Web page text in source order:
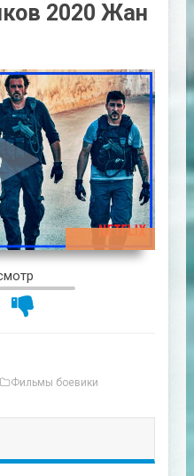
2020 Жан
01:57:11
Фильмы боевики